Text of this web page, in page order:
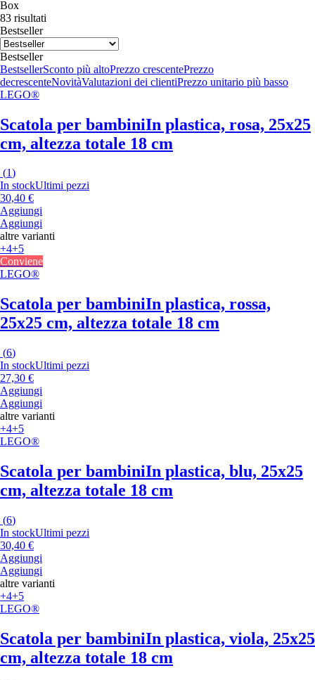
Box
83 risultati
Bestseller
Bestseller
BestsellerSconto più altoPrezzo crescentePrezzo
decrescenteNovitàValutazioni dei clientiPrezzo unitario più basso
LEGO®
Scatola per bambiniIn plastica, rosa, 25x25
cm, altezza totale 18 cm
(1)
In stockUltimi pezzi
30,40 €
Aggiungi
Aggiungi
altre varianti
+4+5
Conviene
LEGO®
Scatola per bambiniIn plastica, rossa,
25x25 cm, altezza totale 18 cm
(6)
In stockUltimi pezzi
27,30 €
Aggiungi
Aggiungi
altre varianti
+4+5
LEGO®
Scatola per bambiniIn plastica, blu, 25x25
cm, altezza totale 18 cm
(6)
In stockUltimi pezzi
30,40 €
Aggiungi
Aggiungi
altre varianti
+4+5
LEGO®
Scatola per bambiniIn plastica, viola, 25x25
cm, altezza totale 18 cm